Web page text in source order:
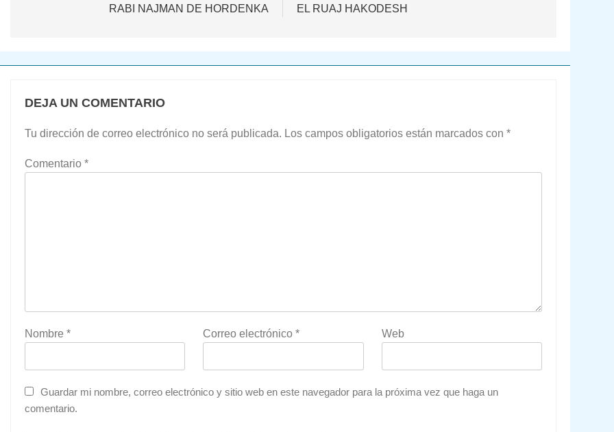
RABI NAJMAN DE HORDENKA EL RUAJ HAKODESH
DEJA UN COMENTARIO
Tu dirección de correo electrónico no será publicada. Los campos obligatorios están marcados con *
Comentario *
Nombre * Correo electrónico* Web
Guardar mi nombre, correo electrónico y sitio web en este navegador para la próxima vez que haga un
comentario.